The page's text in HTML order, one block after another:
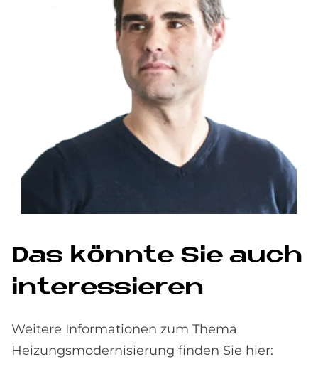
Das könn­te Sie auch
in­ter­es­sie­ren
Weitere Informationen zum Thema
Heizungsmodernisierung finden Sie hier: